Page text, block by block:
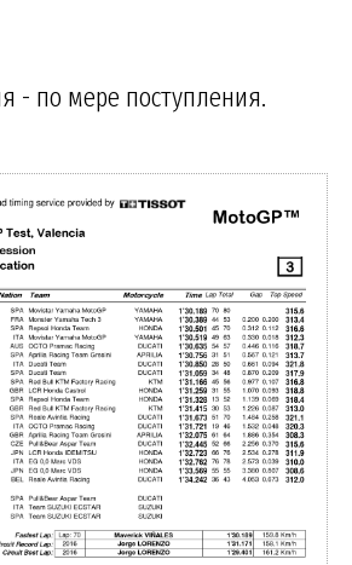
- по мере поступления.